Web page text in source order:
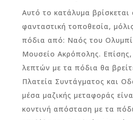
Αυτό το κατάλυμα βρίσκεται
φανταστική τοποθεσία,
πόδια από: Ναός του
Μουσείο Ακρόπολης.
λεπτών με τα πόδια θα
Πλατεία Συντάγματος και
μέσα μαζικής μεταφοράς
κοντινή απόσταση με τα